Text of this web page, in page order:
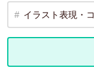
イラスト表現・